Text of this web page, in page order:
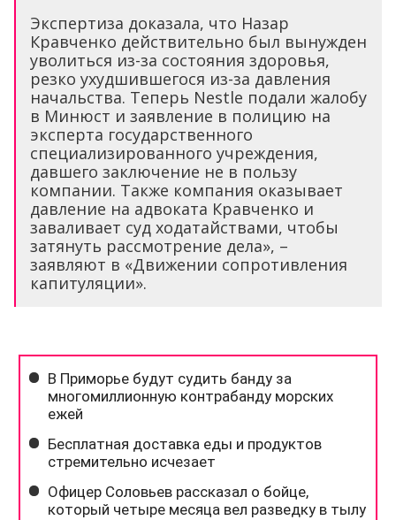
Экспертиза доказала, что Назар
Кравченко действительно был вынужден
уволиться из-за состояния здоровья,
резко ухудшившегося из-за давления
начальства. Теперь Nestle подали жалобу
в Минюст и заявление в полицию на
эксперта государственного
специализированного учреждения,
давшего заключение не в пользу
компании. Также компания оказывает
давление на адвоката Кравченко и
заваливает суд ходатайствами, чтобы
затянуть рассмотрение дела», –
заявляют в «Движении сопротивления
капитуляции».